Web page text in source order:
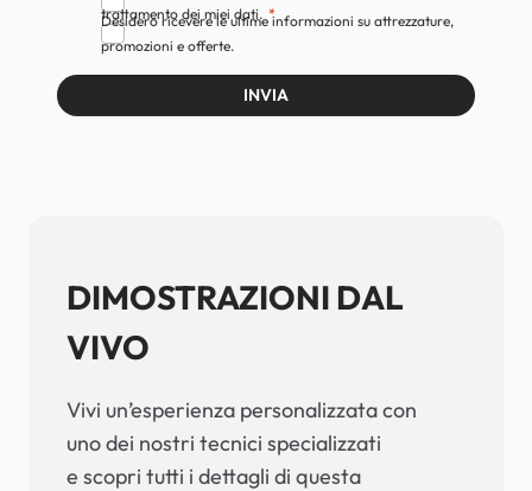
trattamento dei miei dati.
Desidero ricevere le ultime informazioni su attrezzature,
promozioni e offerte.
INVIA
DIMOSTRAZIONI DAL
VIVO
Vivi un’esperienza personalizzata con
uno dei nostri tecnici specializzati
e scopri tutti i dettagli di questa